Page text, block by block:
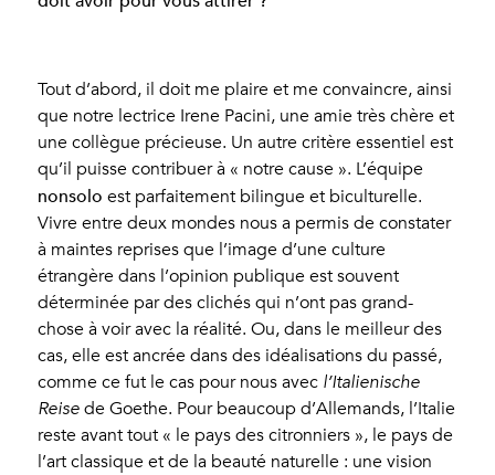
Tout d’abord, il doit me plaire et me convaincre, ainsi
que notre lectrice Irene Pacini, une amie très chère et
une collègue précieuse. Un autre critère essentiel est
qu’il puisse contribuer à « notre cause ». L’équipe
nonsolo est parfaitement bilingue et biculturelle.
Vivre entre deux mondes nous a permis de constater
à maintes reprises que l’image d’une culture
étrangère dans l’opinion publique est souvent
déterminée par des clichés qui n’ont pas grand-
chose à voir avec la réalité. Ou, dans le meilleur des
cas, elle est ancrée dans des idéalisations du passé,
comme ce fut le cas pour nous avec l’Italienische
Reise de Goethe. Pour beaucoup d’Allemands, l’Italie
reste avant tout « le pays des citronniers », le pays de
l’art classique et de la beauté naturelle : une vision